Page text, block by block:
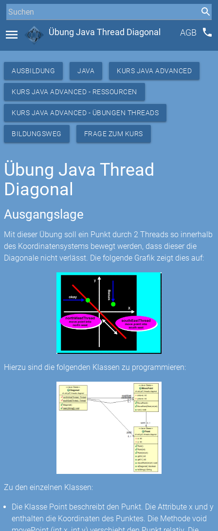
menu Übung Java Thread Diagonal AGB phone
AUSBILDUNG JAVA KURS JAVA ADVANCED
KURS JAVA ADVANCED - RESSOURCEN
KURS JAVA ADVANCED - ÜBUNGEN THREADS
BILDUNGSWEG FRAGE ZUM KURS
Übung Java Thread
Diagonal
Ausgangslage
Mit dieser Übung soll ein Punkt durch 2 Threads so innerhalb
des Koordinatensystems bewegt werden, dass dieser die
Diagonale nicht verlässt. Die folgende Grafik zeigt dies auf:
Hierzu sind die folgenden Klassen zu programmieren:
Zu den einzelnen Klassen:
Die Klasse Point beschreibt den Punkt. Die Attribute x und y
enthalten die Koordinaten des Punktes. Die Methode void